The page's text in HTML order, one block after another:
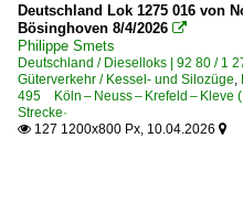
Deutschland Lok 1275 016 von
Bösinghoven 8/4/2026 
Philippe Smets
Deutschland / Dieselloks | 92 80 / 1
Güterverkehr / Kessel- und Silozüge,
495 Köln – Neuss – Krefeld –
Strecke·
 127 1200x800 Px, 10.04.2026 